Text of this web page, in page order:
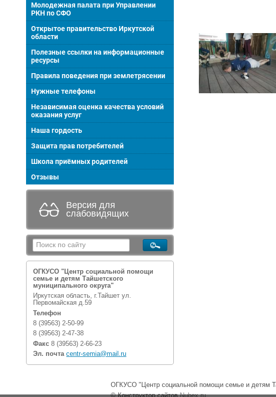
Молодежная палата при Управлении
РКН по СФО
Открытое правительство Иркутской
области
Полезные ссылки на информационные
ресурсы
Правила поведения при землетрясении
Нужные телефоны
Независимая оценка качества условий
оказания услуг
Наша гордость
Защита прав потребителей
Школа приёмных родителей
Отзывы
Версия для
слабовидящих
ОГКУСО "Центр социальной помощи
семье и детям Тайшетского
муниципального округа"
Иркутская область, г.Тайшет ул.
Первомайская д.59
Телефон
8 (39563) 2-50-99
8 (39563) 2-47-38
Факс 8 (39563) 2-66-23
Эл. почта centr-semia@mail.ru
ОГКУСО "Центр социальной помощи семье и детям